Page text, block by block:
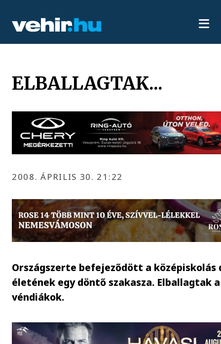
ELBALLAGTAK...
2008. ÁPRILIS 30. 21:22
Országszerte befejeződött a középiskolás
életének egy döntő szakasza. Elballagtak a
véndiákok.